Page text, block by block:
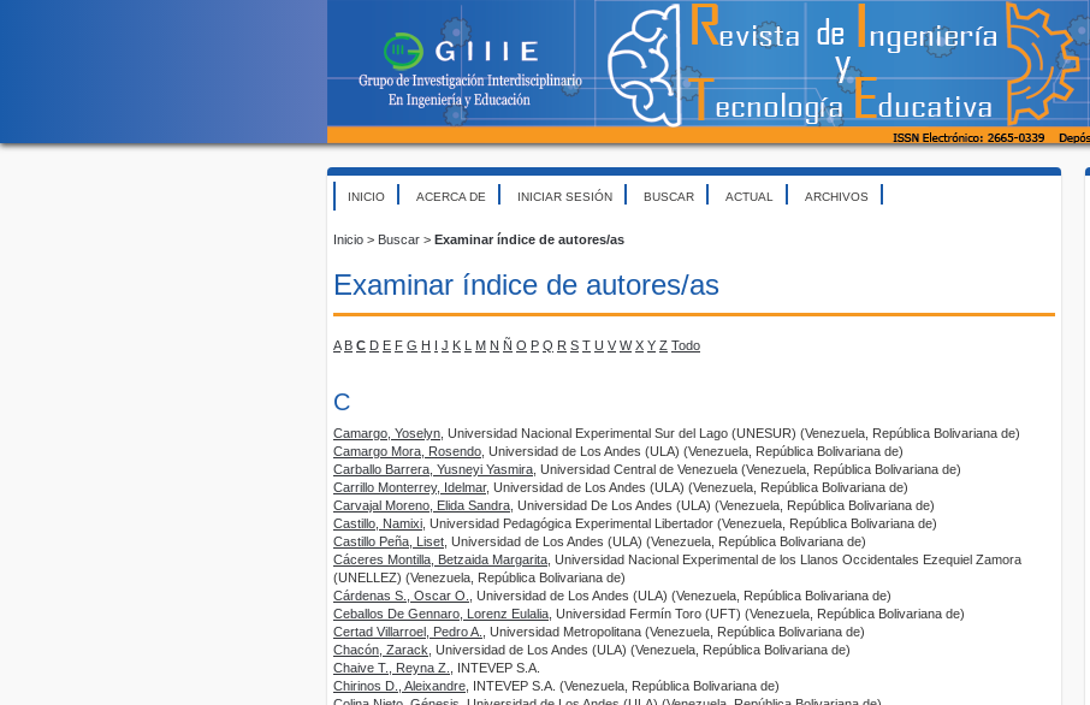
INICIO ACERCA DE INICIAR SESIÓN BUSCAR ACTUAL ARCHIVOS
Inicio > Buscar > Examinar índice de autores/as
Examinar índice de autores/as
A B C D E F G H I J K L M N Ñ O P Q R S T U V W X Y Z Todo
C
Camargo, Yoselyn , Universidad Nacional Experimental Sur del Lago (UNESUR) (Venezuela, República Bolivariana de)
Camargo Mora, Rosendo , Universidad de Los Andes (ULA) (Venezuela, República Bolivariana de)
Carballo Barrera, Yusneyi Yasmira , Universidad Central de Venezuela (Venezuela, República Bolivariana de)
Carrillo Monterrey, Idelmar, Universidad de Los Andes (ULA) (Venezuela, República Bolivariana de)
Carvajal Moreno, Elida Sandra , Universidad De Los Andes (ULA) (Venezuela, República Bolivariana de)
Castillo, Namixi , Universidad Pedagógica Experimental Libertador (Venezuela, República Bolivariana de)
Castillo Peña, Liset , Universidad de Los Andes (ULA) (Venezuela, República Bolivariana de)
Cáceres Montilla, Betzaida Margarita , Universidad Nacional Experimental de los Llanos Occidentales Ezequiel Zamora
(UNELLEZ) (Venezuela, República Bolivariana de)
Cárdenas S., Oscar O.
, Universidad de Los Andes (ULA) (Venezuela, República Bolivariana de)
Ceballos De Gennaro, Lorenz Eulalia , Universidad Fermín Toro (UFT) (Venezuela, República Bolivariana de)
Certad Villarroel, Pedro A.
, Universidad Metropolitana (Venezuela, República Bolivariana de)
Chacón, Zarack , Universidad de Los Andes (ULA) (Venezuela, República Bolivariana de)
Chaive T., Reyna Z.
, INTEVEP S.A.
Chirinos D., Aleixandre , INTEVEP S.A. (Venezuela, República Bolivariana de)